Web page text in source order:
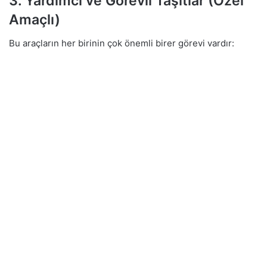
Amaçlı)
Bu araçların her birinin çok önemli birer görevi vardır: